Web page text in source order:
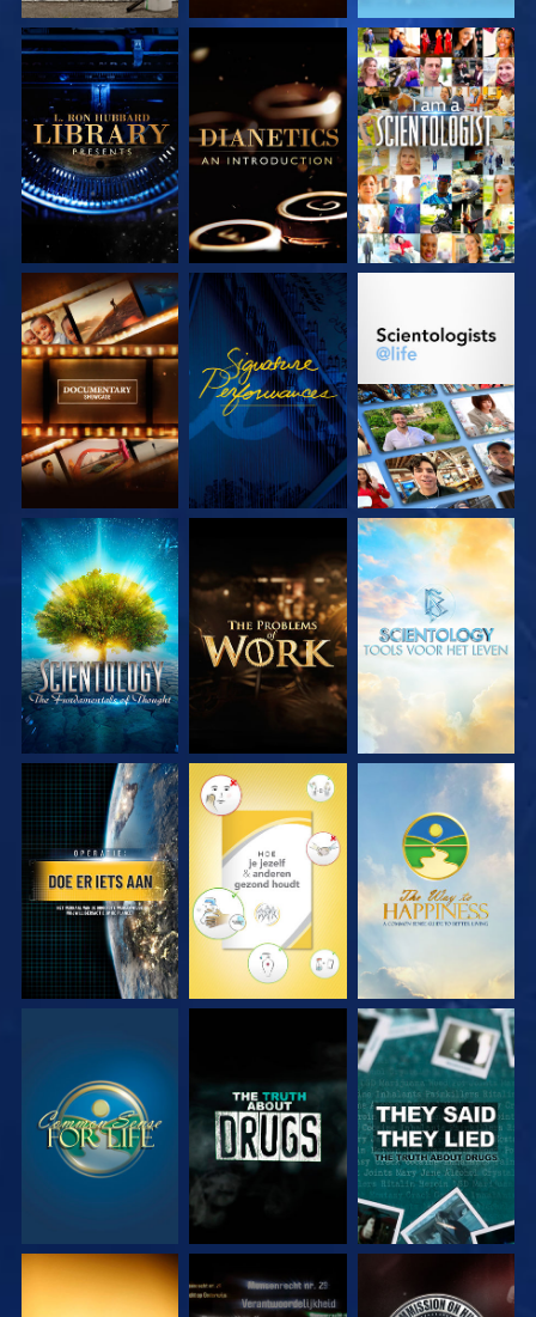
VERKEN DE SERIE VERKEN DE SERIE KIJK
VERKEN DE SERIE KIJK VERKEN DE SERIE
VERKEN DE SERIE VERKEN DE SERIE VERKEN DE SERIE
KIJK KIJK KIJK
KIJK KIJK KIJK